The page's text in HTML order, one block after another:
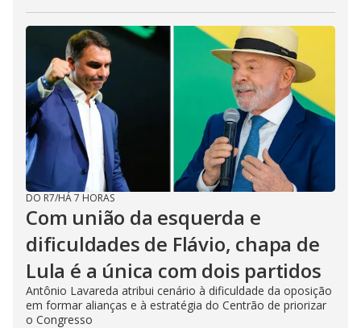
DO R7/HÁ 7 HORAS
Com união da esquerda e
dificuldades de Flávio, chapa de
Lula é a única com dois partidos
Antônio Lavareda atribui cenário à dificuldade da oposição
em formar alianças e à estratégia do Centrão de priorizar
o Congresso